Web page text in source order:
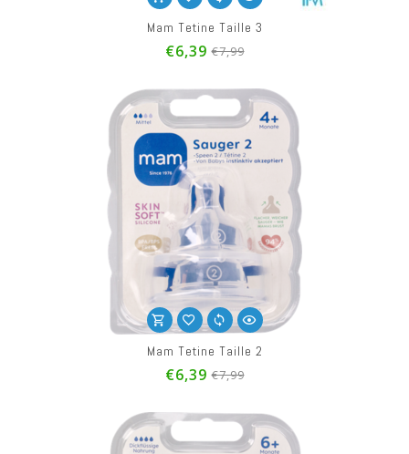
Mam Tetine Taille 3
€6,39 €7,99
Mam Tetine Taille 2
€6,39 €7,99